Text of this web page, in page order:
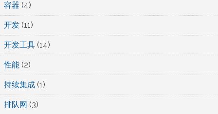
容器 (4)
开发 (11)
开发工具 (14)
性能 (2)
持续集成 (1)
排队网 (3)